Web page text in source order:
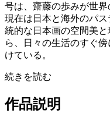
号は、齋藤の歩みが世界
現在は日本と海外のパ
統的な日本画の空間美
ら、日々の生活のすぐ
けている。
続きを読む
作品説明